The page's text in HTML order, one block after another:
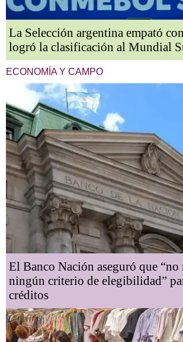
La Selección argentina empató
logró la clasificación al Mundial
ECONOMÍA Y CAMPO
El Banco Nación aseguró que
ningún criterio de elegibilidad”
créditos